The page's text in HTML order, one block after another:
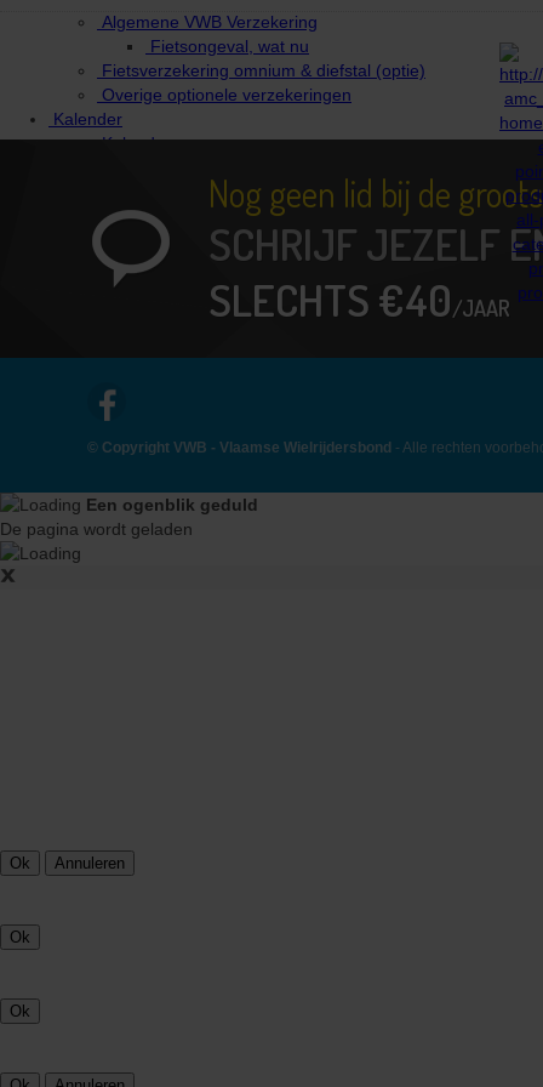
Algemene VWB Verzekering
Fietsongeval, wat nu
Fietsverzekering omnium & diefstal (optie)
Overige optionele verzekeringen
Kalender
Kalender
Reglementen
Evaluatieformulier invullen
Mijn evaluaties
Evenement locator
Aansluiten als nieuwe club
Clubvoordelen
Downloads
Nog geen lid bij de
SCHRIJF JEZELF
SLECHTS €40/JAAR
© Copyright VWB - Vlaamse Wielrijdersbond - Alle rechten
Een ogenblik geduld
De pagina wordt geladen